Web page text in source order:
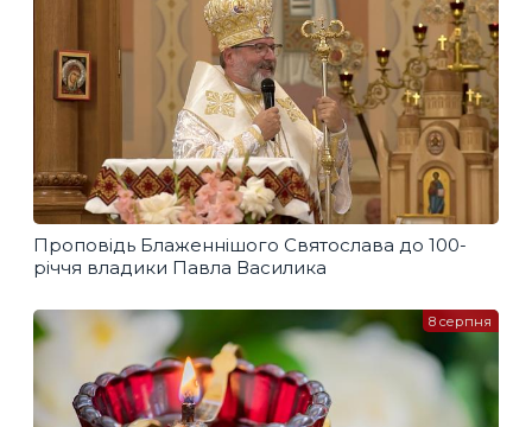
Проповідь Блаженнішого Святослава до 100-
річчя владики Павла Василика
8 серпня